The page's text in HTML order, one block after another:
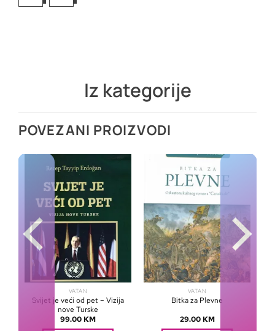
Iz kategorije
POVEZANI PROIZVODI
VATAN
Svijet je veći od pet – Vizija
nove Turske
99.00 KM
VATAN
Bitka za Plevne
29.00 KM